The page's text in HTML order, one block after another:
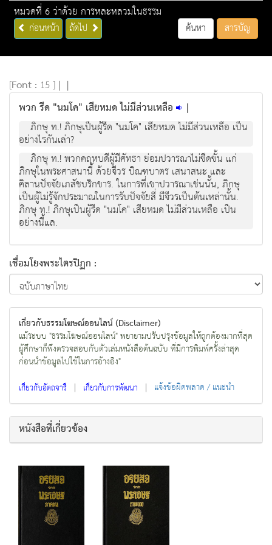
หมวดที่ 6 ว่าด้วย การหละหลวมในธรรม
ก่อนหน้า ถัดไป ค้นหา สารบัญ
[Font : 15 ] | |
พวก รีด "นมโค" เสียหมด ไม่มีส่วนเหลือ |
ภิกษุ ท.! ภิกษุเป็นผู้รีด "นมโค" เสียหมด ไม่มีส่วนเหลือ เป็น
อย่างไรกันเล่า?
ภิกษุ ท.! พวกคฤหบดีผู้มีศัทธา ย่อมปวารณาไม่ขีดขั้น แก่
ภิกษุในพระศาสนานี้ ด้วยจีวร บิณฑบาตร เสนาสนะ และ
คิลานปัจจัยเภสัชบริกขาร. ในการที่เขาปวารณาเช่นนั้น, ภิกษุ
เป็นผู้ไม่รู้จักประมาณในการรับปัจจัยสี่ มีจีวรเป็นต้นเหล่านั้น.
ภิกษุ ท.! ภิกษุเป็นผู้รีด "นมโค" เสียหมด ไม่มีส่วนเหลือ เป็น
อย่างนี้แล.
เชื่อมโยงพระไตรปิฏก :
เกี่ยวกับธรรมโฆษณ์ออนไลน์ (Disclaimer)
แม้ระบบ "ธรรมโฆษณ์ออนไลน์" พยายามปรับปรุงข้อมูลให้ถูกต้องมากที่สุด
ผู้ศึกษาก็พึงตรวจสอบกับตัวเล่มหนังสือต้นฉบับ ที่มีการพิมพ์ครั้งล่าสุด
ก่อนนำข้อมูลไปใช้ในการอ้างอิง"
เกี่ยวกับอัตถจารี | เกี่ยวกับการพัฒนา | แจ้งข้อผิดพลาด / แนะนำ
หนังสือที่เกี่ยวข้อง